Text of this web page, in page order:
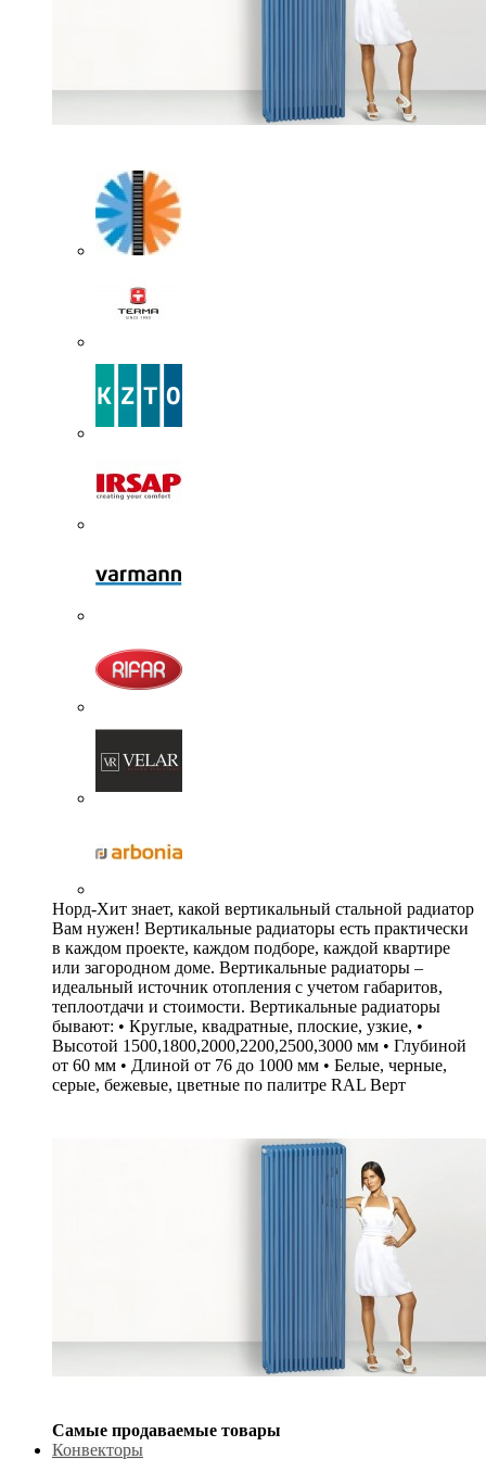
Норд-Хит знает, какой вертикальный стальной радиатор
Вам нужен! Вертикальные радиаторы есть практически
в каждом проекте, каждом подборе, каждой квартире
или загородном доме. Вертикальные радиаторы –
идеальный источник отопления с учетом габаритов,
теплоотдачи и стоимости. Вертикальные радиаторы
бывают: • Круглые, квадратные, плоские, узкие, •
Высотой 1500,1800,2000,2200,2500,3000 мм • Глубиной
от 60 мм • Длиной от 76 до 1000 мм • Белые, черные,
серые, бежевые, цветные по палитре RAL Верт
Самые продаваемые товары
Конвекторы